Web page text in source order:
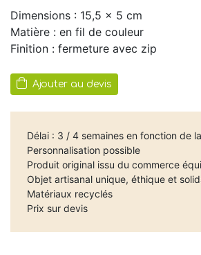
Dimensions : 15,5 x 5 cm
Matière : en fil de couleur
Finition : fermeture avec zip
Ajouter au devis
Délai : 3 / 4 semaines en fonction de
Personnalisation possible
Produit original issu du commerce
Objet artisanal unique, éthique et
Matériaux recyclés
Prix sur devis